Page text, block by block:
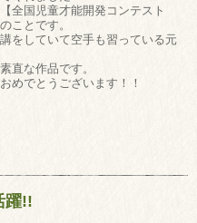
全国児童才能開発コンテスト
ことです。
をしていて空手も習っている元
直な作品です。
めでとうございます！！
躍!!